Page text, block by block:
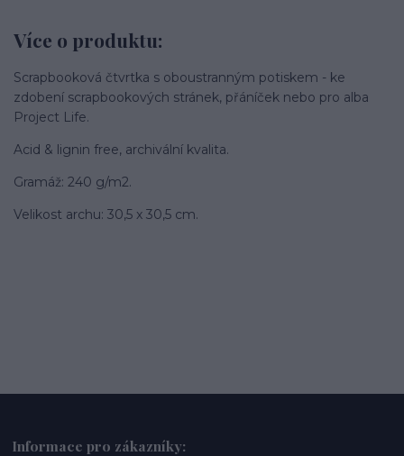
Více o produktu:
Scrapbooková čtvrtka s oboustranným potiskem - ke
zdobení scrapbookových stránek, přáníček nebo pro alba
Project Life.
Acid & lignin free, archivální kvalita.
Gramáž: 240 g/m2.
Velikost archu: 30,5 x 30,5 cm.
Informace pro zákazníky: